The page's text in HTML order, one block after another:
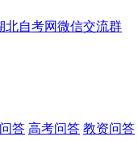
北自考网微信交流群
答 高考问答 教资问答